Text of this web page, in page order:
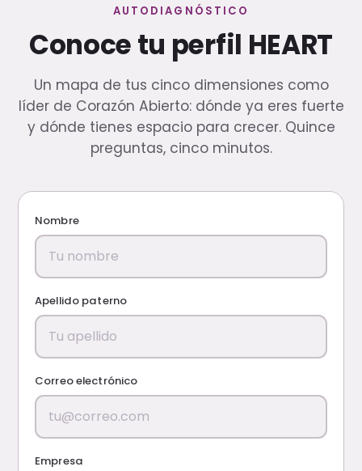
AUTODIAGNÓSTICO
Conoce tu perfil HEART
Un mapa de tus cinco dimensiones como
líder de Corazón Abierto: dónde ya eres fuerte
y dónde tienes espacio para crecer. Quince
preguntas, cinco minutos.
Nombre
Apellido paterno
Correo electrónico
Empresa